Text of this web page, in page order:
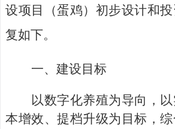
设项目
（蛋鸡） 初步设计和
复如下。
一、建设目标
以数字化养殖为导向，
本增效、提档升级为目标，